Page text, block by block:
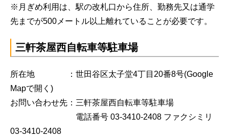
※月ぎめ利用は、駅の改札口から住所、勤務先又は通学
先までが500メートル以上離れていることが必要です。
三軒茶屋西自転車等駐車場
所在地 ：世田谷区太子堂4丁目20番8号(Google
Mapで開く)
お問い合わせ先：三軒茶屋西自転車等駐車場
電話番号 03-3410-2408 ファクシミリ
03-3410-2408